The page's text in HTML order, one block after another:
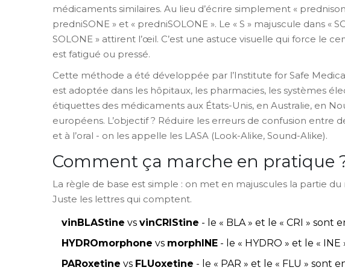
médicaments similaires. Au lieu d’écrire simplement «
predniSONE » et « predniSOLONE ». Le « S » majuscule dans «
SOLONE » attirent l’œil. C’est une astuce visuelle qui force le
est fatigué ou pressé.
Cette méthode a été développée par l’Institute for Safe
est adoptée dans les hôpitaux, les pharmacies, les systèmes
étiquettes des médicaments aux États-Unis, en Australie, en
européens. L’objectif ? Réduire les erreurs de confusion entre
et à l’oral - on les appelle les LASA (Look-Alike, Sound-Alike).
Comment ça marche en pratique
La règle de base est simple : on met en majuscules la partie
Juste les lettres qui comptent.
vinBLAStine vs vinCRIStine - le « BLA » et le « CRI » sont
HYDROmorphone vs morphINE - le « HYDRO » et le «
PARoxetine vs FLUoxetine - le « PAR » et le « FLU » sont